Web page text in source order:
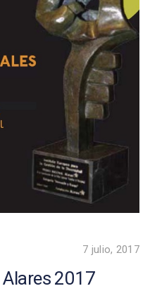
7 julio, 2017
2017